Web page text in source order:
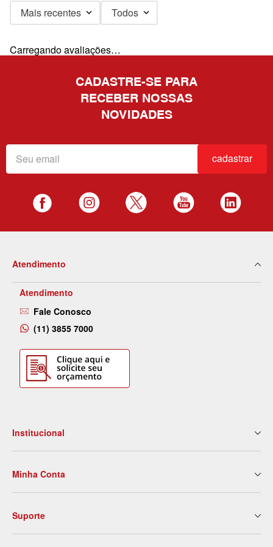
Mais recentes Todos
Carregando avaliações…
CADASTRE-SE PARA
RECEBER NOSSAS
NOVIDADES
cadastrar
Atendimento
Atendimento
Fale Conosco
(11) 3855 7000
Institucional
Nossas Lojas
Serviços
Blog
Contato
Minha Conta
2ª Via de Boleto
Meus Pedidos
Suporte